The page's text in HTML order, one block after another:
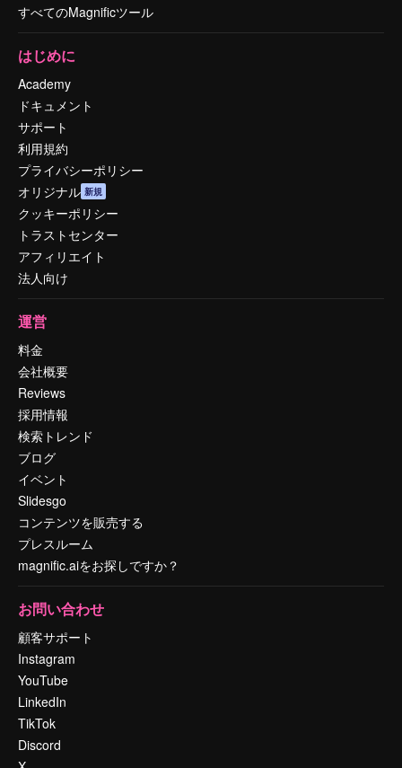
すべてのMagnificツール
はじめに
Academy
ドキュメント
サポート
利用規約
プライバシーポリシー
オリジナル 新規
クッキーポリシー
トラストセンター
アフィリエイト
法人向け
運営
料金
会社概要
Reviews
採用情報
検索トレンド
ブログ
イベント
Slidesgo
コンテンツを販売する
プレスルーム
magnific.aiをお探しですか？
お問い合わせ
顧客サポート
Instagram
YouTube
LinkedIn
TikTok
Discord